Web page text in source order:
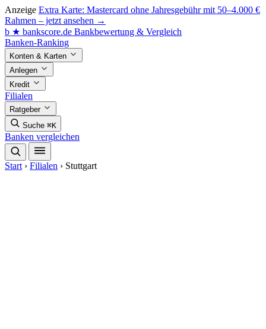
Anzeige Extra Karte: Mastercard ohne Jahresgebühr mit 50–4.000 €
Rahmen – jetzt ansehen →
b ★ bankscore.de Bankbewertung & Vergleich
Banken-Ranking
Konten & Karten
Anlegen
Kredit
Filialen
Ratgeber
Suche ⌘K
Banken vergleichen
Start › Filialen › Stuttgart